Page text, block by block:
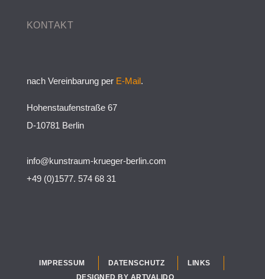
KONTAKT
nach Vereinbarung per E-Mail.
Hohenstaufenstraße 67
D-10781 Berlin
info@kunstraum-krueger-berlin.com
+49 (0)1577. 574 68 31
IMPRESSUM DATENSCHUTZ
LINKS
DESIGNED BY ARTVALIDO